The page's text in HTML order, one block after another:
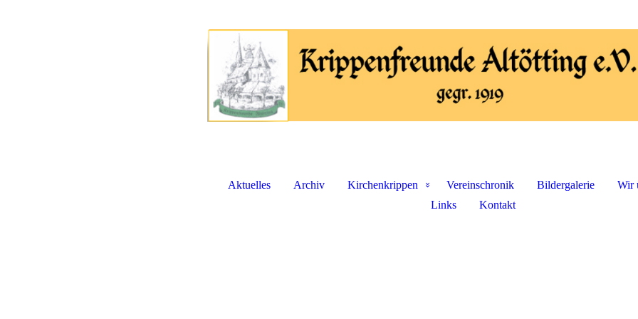
Aktuelles Archiv Kirchenkrippen Vereinschronik Bildergalerie
Wir
Links
Kontakt